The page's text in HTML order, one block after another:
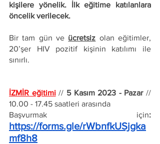
kişilere yönelik. İlk eğitime katılanlara
öncelik verilecek.
Bir tam gün ve ücretsiz olan eğitimler,
20’şer HIV pozitif kişinin katılımı ile
sınırlı.
İZMİR eğitimi // 5 Kasım 2023 - Pazar //
10.00 - 17.45 saatleri arasında
Başvurmak için
https://forms.gle/rWbnfkUSjgka
mf8h8